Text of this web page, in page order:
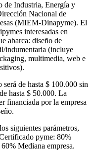
de Industria, Energía y
Nacional de
(MIEM-Dinapyme). El
interesadas en
abarca: diseño de
indumentaria (incluye
multimedia, web e
de hasta $ 100.000 sin
hasta $ 50.000. La
financiada por la empresa
siguientes parámetros,
pyme: 80%
Mediana empresa.